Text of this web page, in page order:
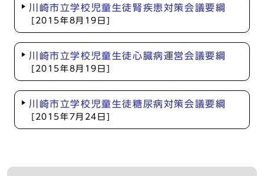
川崎市立学校児童生徒腎疾患対策会議要綱
[2015年8月19日]
川崎市立学校児童生徒心臓病運営会議要綱
[2015年8月19日]
川崎市立学校児童生徒糖尿病対策会議要綱
[2015年7月24日]